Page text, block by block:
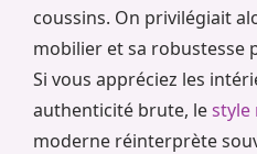
coussins. On privilégiait
mobilier et sa robustesse
Si vous appréciez les
authenticité brute, lestyle
moderne réinterprète